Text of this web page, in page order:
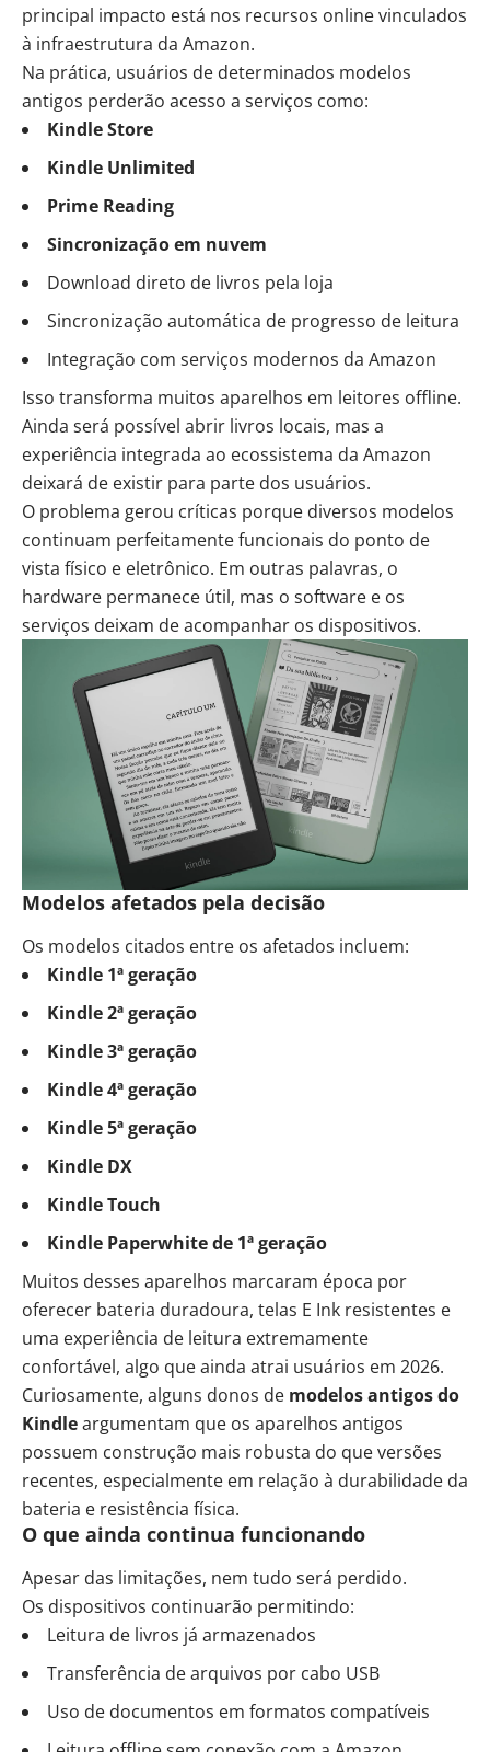
principal impacto está nos recursos online vinculados
à infraestrutura da Amazon.
Na prática, usuários de determinados modelos
antigos perderão acesso a serviços como:
Kindle Store
Kindle Unlimited
Prime Reading
Sincronização em nuvem
Download direto de livros pela loja
Sincronização automática de progresso de leitura
Integração com serviços modernos da Amazon
Isso transforma muitos aparelhos em leitores offline.
Ainda será possível abrir livros locais, mas a
experiência integrada ao ecossistema da Amazon
deixará de existir para parte dos usuários.
O problema gerou críticas porque diversos modelos
continuam perfeitamente funcionais do ponto de
vista físico e eletrônico. Em outras palavras, o
hardware permanece útil, mas o software e os
serviços deixam de acompanhar os dispositivos.
Modelos afetados pela decisão
Os modelos citados entre os afetados incluem:
Kindle 1ª geração
Kindle 2ª geração
Kindle 3ª geração
Kindle 4ª geração
Kindle 5ª geração
Kindle DX
Kindle Touch
Kindle Paperwhite de 1ª geração
Muitos desses aparelhos marcaram época por
oferecer bateria duradoura, telas E Ink resistentes e
uma experiência de leitura extremamente
confortável, algo que ainda atrai usuários em 2026.
Curiosamente, alguns donos de modelos antigos do
Kindleargumentam que os aparelhos antigos
possuem construção mais robusta do que versões
recentes, especialmente em relação à durabilidade da
bateria e resistência física.
O que ainda continua funcionando
Apesar das limitações, nem tudo será perdido.
Os dispositivos continuarão permitindo:
Leitura de livros já armazenados
Transferência de arquivos por cabo USB
Uso de documentos em formatos compatíveis